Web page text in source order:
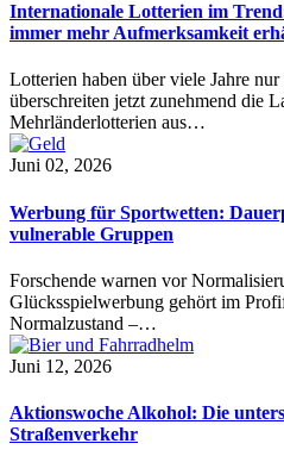
Internationale Lotterien im
immer mehr Aufmerksamkeit
Lotterien haben über viele Jahre
überschreiten jetzt zunehmend die
Mehrländerlotterien aus…
Juni 02, 2026
Werbung für Sportwetten:
vulnerable Gruppen
Forschende warnen vor
Glücksspielwerbung gehört im
Normalzustand –…
Juni 12, 2026
Aktionswoche Alkohol: Die
Straßenverkehr